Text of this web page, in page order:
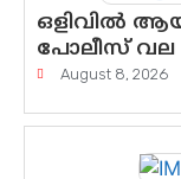
ഒളിവിൽ
പോലീസ് വല
രംഗത്ത്.
എന്തൊക്കെ
August 8, 2026